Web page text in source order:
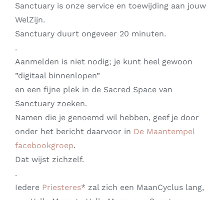
Sanctuary is onze service en toewijding aan jouw
WelZijn.
Sanctuary duurt ongeveer 20 minuten.
.
Aanmelden is niet nodig; je kunt heel gewoon
”digitaal binnenlopen”
en een fijne plek in de Sacred Space van
Sanctuary zoeken.
Namen die je genoemd wil hebben, geef je door
onder het bericht daarvoor in De Maantempel
facebookgroep.
Dat wijst zichzelf.
.
Iedere Priesteres* zal zich een MaanCyclus lang,